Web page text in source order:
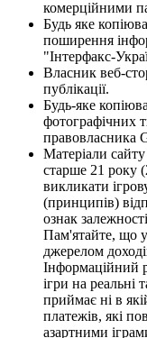
комерційними
Будь яке
поширення
"Інтерфакс-
Власник веб-
публікації.
Будь-яке
фотографічних
правовласника
Матеріали
старше 21 року
викликати
(принципів)
ознак
Пам'ятайте, що
джерелом
Інформаційний
ігри на реальні
приймає ні в
платежів, які
азартними